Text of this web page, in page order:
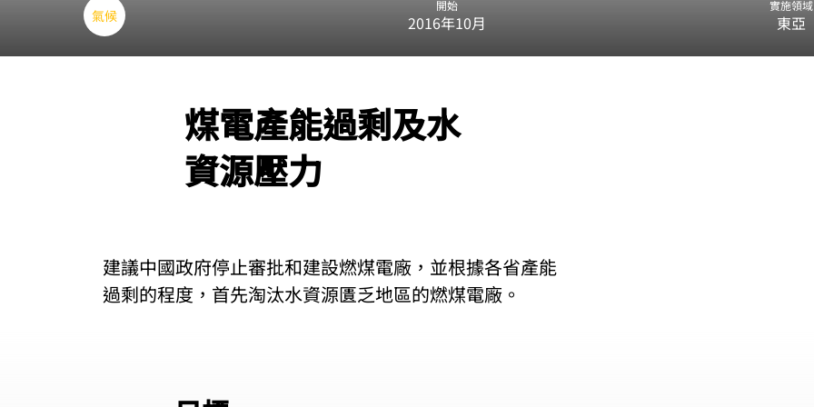
氣候
開始
2016年10月
實施領域
東亞
煤電產能過剩及水
資源壓力
建議中國政府停止審批和建設燃煤電廠，並根據各省產能
過剩的程度，首先淘汰水資源匱乏地區的燃煤電廠。